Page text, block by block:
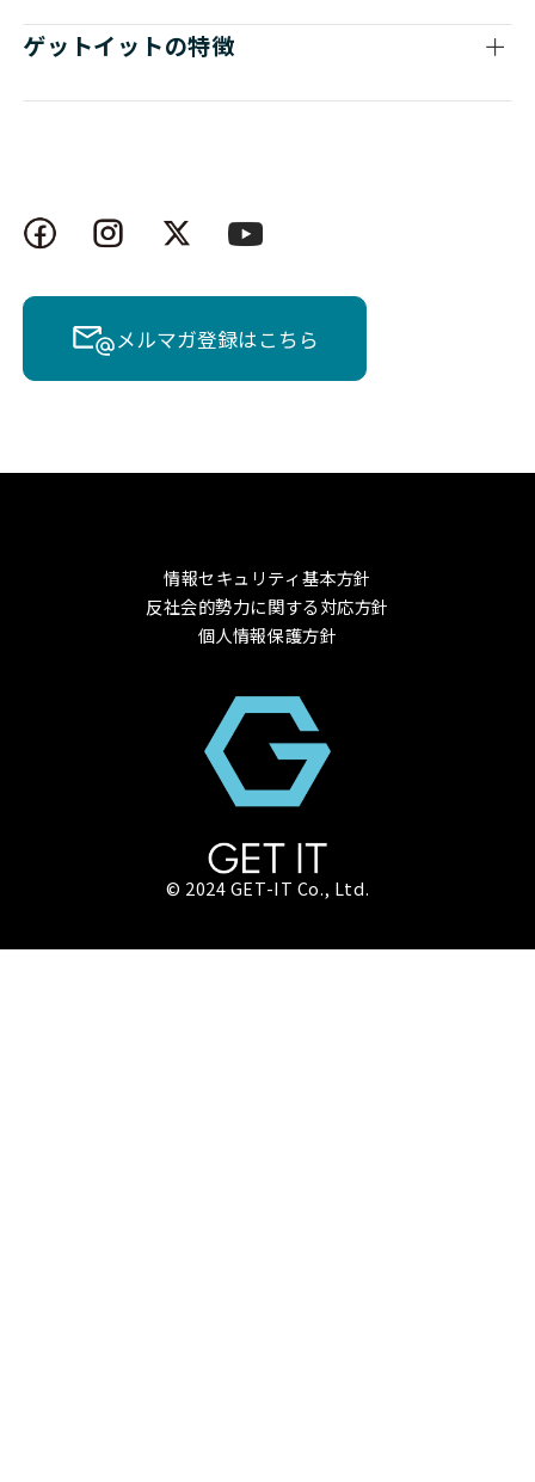
ゲットイットの特徴
メルマガ登録はこちら
情報セキュリティ基本方針
反社会的勢力に関する対応方針
個人情報保護方針
© 2024 GET-IT Co., Ltd.